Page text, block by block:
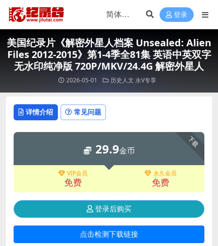
登录
美国纪录片《解密外星人档案 Unsealed: Alien
Files 2012-2015》第1-4季全81集 英语中英双字
无水印纯净版 720P/MKV/24.4G 解密外星人
2026-05-01 历史人文 永V专享
详情介绍 常见问题
下载
29.9金币
VIP会员
免费
永久会员
免费
登录后购买
点击检测下载链接